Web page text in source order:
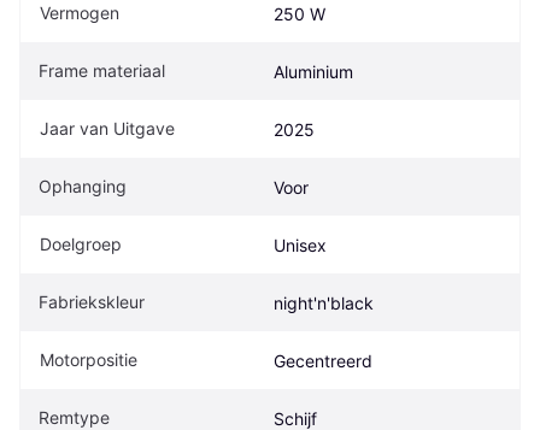
Vermogen 250 W
Frame materiaal Aluminium
Jaar van Uitgave 2025
Ophanging Voor
Doelgroep Unisex
Fabriekskleur night'n'black
Motorpositie Gecentreerd
Remtype Schijf